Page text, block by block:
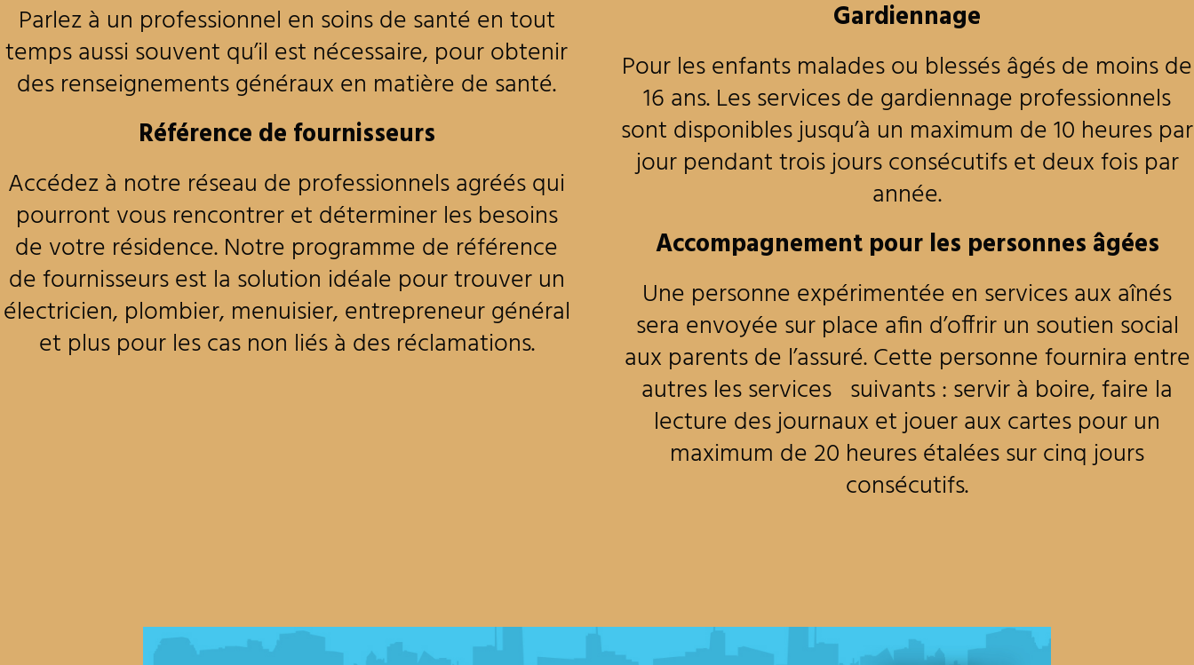
Parlez à un professionnel en soins de santé en tout
temps aussi souvent qu’il est nécessaire, pour obtenir
des renseignements généraux en matière de santé.
Référence de fournisseurs
Accédez à notre réseau de professionnels agréés qui
pourront vous rencontrer et déterminer les besoins
de votre résidence. Notre programme de référence
de fournisseurs est la solution idéale pour trouver un
électricien, plombier, menuisier, entrepreneur général
et plus pour les cas non liés à des réclamations.
Gardiennage
Pour les enfants malades ou blessés âgés de moins de
16 ans. Les services de gardiennage professionnels
sont disponibles jusqu’à un maximum de 10 heures par
jour pendant trois jours consécutifs et deux fois par
année.
Accompagnement pour les personnes âgées
Une personne expérimentée en services aux aînés
sera envoyée sur place afin d’offrir un soutien social
aux parents de l’assuré. Cette personne fournira entre
autres les services suivants : servir à boire, faire la
lecture des journaux et jouer aux cartes pour un
maximum de 20 heures étalées sur cinq jours
consécutifs.